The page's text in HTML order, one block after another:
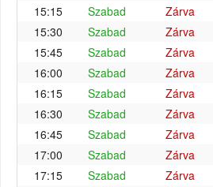
15:15
Szabad Zárva
15:30
Szabad Zárva
15:45
Szabad Zárva
16:00
Szabad Zárva
16:15
Szabad Zárva
16:30
Szabad Zárva
16:45
Szabad Zárva
17:00
Szabad Zárva
17:15
Szabad Zárva